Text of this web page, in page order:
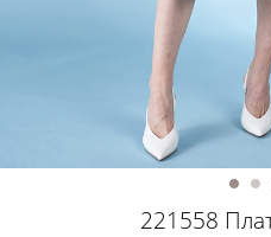
221558